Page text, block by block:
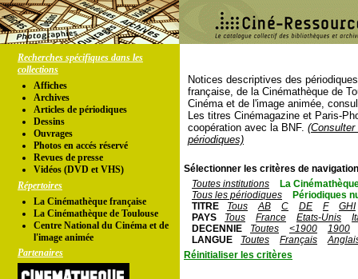
Recherches spécifiques dans les
collections
Affiches
Archives
Articles de périodiques
Dessins
Ouvrages
Photos en accés réservé
Revues de presse
Vidéos (DVD et VHS)
Répertoires
La Cinémathèque française
La Cinémathèque de Toulouse
Centre National du Cinéma et de
l'image animée
Partenaires
Notices descriptives des
française, de la Cinémathèque de
Cinéma et de l'image animée,
Les titres Cinémagazine et Paris-
coopération avec la BNF.
périodiques)
Sélectionner les critères de
Toutes institutions
La
Tous les périodiques
Périodiques
TITRE
Tous AB C DE F
GHI
PAYS
Tous France Etats-Unis
DECENNIE
Toutes <1900
1900
LANGUE
Toutes Français
Réinitialiser les critères